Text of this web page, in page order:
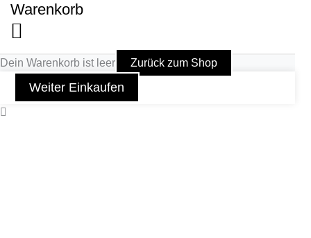
Warenkorb
Dein Warenkorb ist leer Zurück zum Shop
Weiter Einkaufen